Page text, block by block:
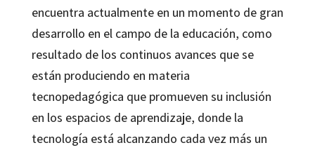
encuentra actualmente en un momento de gran
desarrollo en el campo de la educación, como
resultado de los continuos avances que se
están produciendo en materia
tecnopedagógica que promueven su inclusión
en los espacios de aprendizaje, donde la
tecnología está alcanzando cada vez más un